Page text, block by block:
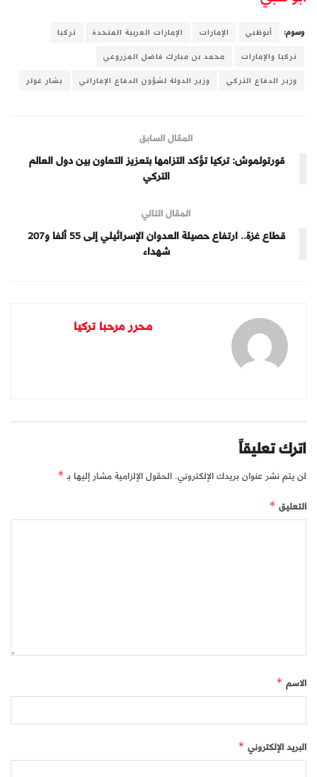
وسوم: أبوظبي الإمارات الإمارات العربية المتحدة
تركيا
تركيا والإمارات
محمد بن مبارك فاضل المزروعي
وزير الدفاع التركي
وزير الدولة لشؤون الدفاع الإماراتي يشار غولر
المقال السابق
قورتولموش: تركيا تؤكد التزامها بتعزيز التعاون بين دول العالم
التركي
المقال التالي
قطاع غزة.. ارتفاع حصيلة العدوان الإسرائيلي إلى 55 ألفا و207
شهداء
محرر مرحبا تركيا
اترك تعليقاً
لن يتم نشر عنوان بريدك الإلكتروني. الحقول الإلزامية مشار إليها بـ *
التعليق *
الاسم *
البريد الإلكتروني *